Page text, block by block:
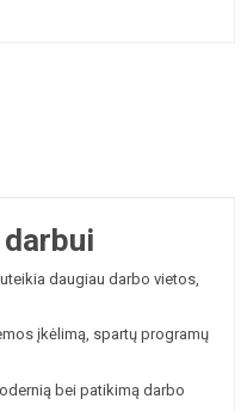
daugiau darbo vietos,
įkėlimą, spartų programų
bei patikimą darbo